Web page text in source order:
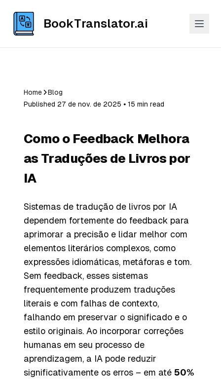
BookTranslator.ai
Home
Blog
Published 27 de nov. de 2025 ⦁ 15 min read
Como o Feedback Melhora
as Traduções de Livros por
IA
Sistemas de tradução de livros por IA
dependem fortemente do feedback para
aprimorar a precisão e lidar melhor com
elementos literários complexos, como
expressões idiomáticas, metáforas e tom.
Sem feedback, esses sistemas
frequentemente produzem traduções
literais e com falhas de contexto,
falhando em preservar o significado e o
estilo originais. Ao incorporar correções
humanas em seu processo de
aprendizagem, a IA pode reduzir
significativamente os erros – em até 50%